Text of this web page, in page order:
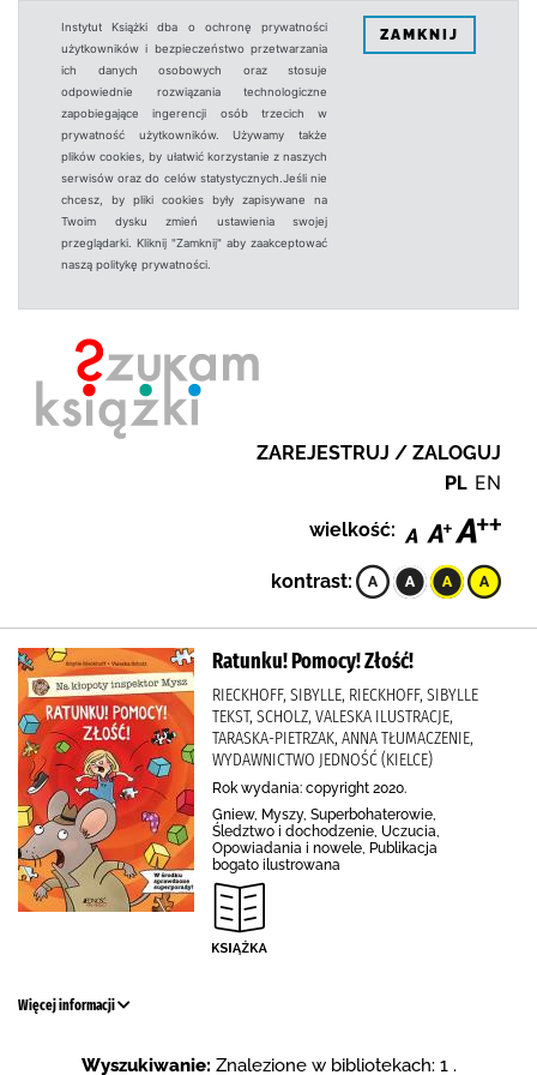
Instytut Książki dba o ochronę prywatności
użytkowników i bezpieczeństwo przetwarzania
ich danych osobowych oraz stosuje
odpowiednie rozwiązania technologiczne
zapobiegające ingerencji osób trzecich w
prywatność użytkowników. Używamy także
plików cookies, by ułatwić korzystanie z naszych
serwisów oraz do celów statystycznych.Jeśli nie
chcesz, by pliki cookies były zapisywane na
Twoim dysku zmień ustawienia swojej
przeglądarki. Kliknij "Zamknij" aby zaakceptować
naszą politykę prywatności.
ZAMKNIJ
ZAREJESTRUJ / ZALOGUJ
PL EN
wielkość:
kontrast:
Ratunku! Pomocy! Złość!
RIECKHOFF, SIBYLLE, RIECKHOFF, SIBYLLE
TEKST, SCHOLZ, VALESKA ILUSTRACJE,
TARASKA-PIETRZAK, ANNA TŁUMACZENIE,
WYDAWNICTWO JEDNOŚĆ (KIELCE)
Rok wydania: copyright 2020.
Gniew, Myszy, Superbohaterowie,
Śledztwo i dochodzenie, Uczucia,
Opowiadania i nowele, Publikacja
bogato ilustrowana
Więcej informacji
Wyszukiwanie: Znalezione w bibliotekach: 1 .